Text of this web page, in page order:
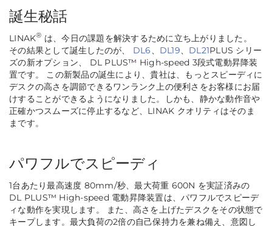
誕生秘話
LINAK® は、今日の課題を解決するために立ち上がりました。
その結果として誕生したのが、 DL6、 DL19、 DL21PLUS シリー
ズの新オプション、 DL PLUS™ High-speed 3段式電動昇降装
置です。 この新製品の誕生により、貴社は、もっとスピーディに
デスクの高さを調節できるワンランク上の便利さをお客様にお届
けすることができるようになりました。しかも、静かな動作音や
正確かつスムーズに停止するなど、LINAK クオリティはそのま
まです。
パワフルでスピーディ
1台あたり最高速度 80mm/秒、最大荷重 600N を実証済みの
DL PLUS™ High-speed 電動昇降装置は、パワフルでスピーデ
ィな動作を実現します。 また、高さを上げたデスクをその状態で
キープします。最大負荷の2倍の自己保持力を兼ね備え、意図し